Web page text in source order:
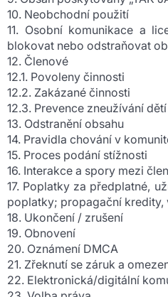
10. Neobchodní použití
11. Osobní komunikace a
blokovat nebo odstraňovat
12. Členové
12.1. Povoleny činnosti
12.2. Zakázané činnosti
12.3. Prevence zneužívání dětí
13. Odstranění obsahu
14. Pravidla chování v
15. Proces podání stížnosti
16. Interakce a spory mezi
17. Poplatky za předplatné,
poplatky; propagační kredity,
18. Ukončení / zrušení
19. Obnovení
20. Oznámení DMCA
21. Zřeknutí se záruk a
22. Elektronická/digitální